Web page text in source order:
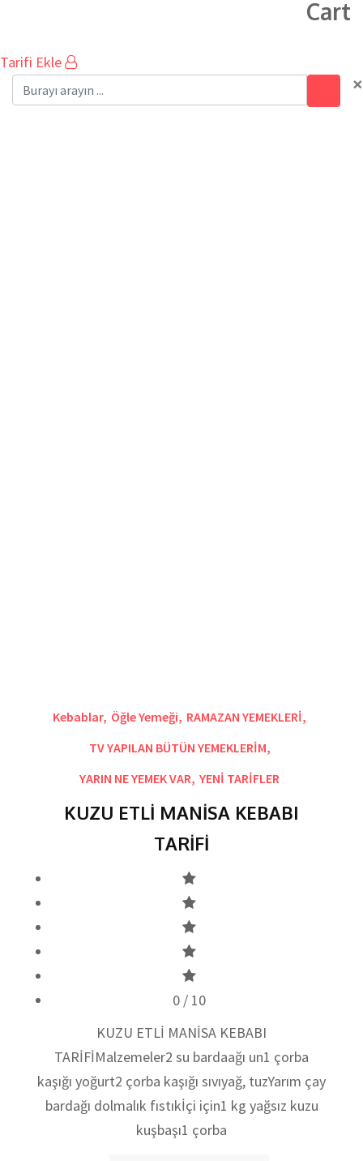
Cart
Tarifi Ekle
×
Kebablar, Öğle Yemeği, RAMAZAN YEMEKLERİ,
TV YAPILAN BÜTÜN YEMEKLERİM,
YARIN NE YEMEK VAR, YENİ TARİFLER
KUZU ETLİ MANİSA KEBABI
TARİFİ
0/ 10
KUZU ETLİ MANİSA KEBABI
TARİFİMalzemeler2 su bardaağı un1 çorba
kaşığı yoğurt2 çorba kaşığı sıvıyağ, tuzYarım çay
bardağı dolmalık fıstıkİçi için1 kg yağsız kuzu
kuşbaşı1 çorba